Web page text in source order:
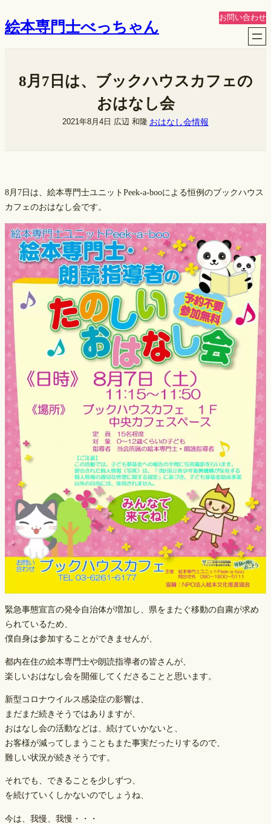
容
絵本専門士べっちゃん
お問い合わせ
8月7日は、ブックハウスカフェの
おはなし会
2021年8月4日 広辺 和隆 おはなし会情報
8月7日は、絵本専門士ユニットPeek-a-booによる恒例のブックハウス
カフェのおはなし会です。
緊急事態宣言の発令自治体が増加し、県をまたぐ移動の自粛が求め
られているため、
僕自身は参加することができませんが、
都内在住の絵本専門士や朗読指導者の皆さんが、
楽しいおはなし会を開催してくださることと思います。
新型コロナウイルス感染症の影響は、
まだまだ続きそうではありますが、
おはなし会の活動などは、続けていかないと、
お客様が減ってしまうこともまた事実だったりするので、
難しい状況が続きそうです。
それでも、できることを少しずつ、
を続けていくしかないのでしょうね、
今は、我慢、我慢・・・